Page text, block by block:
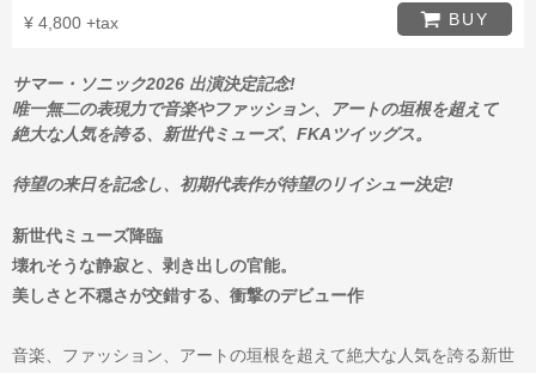
¥ 4,800 +tax
BUY
サマー・ソニック2026 出演決定記念!
唯一無二の表現力で音楽やファッション、アートの垣根を超えて
絶大な人気を誇る、新世代ミューズ、FKAツイッグス。
待望の来日を記念し、初期代表作が待望のリイシュー決定!
新世代ミューズ降臨
壊れそうな静寂と、剥き出しの官能。
美しさと不穏さが交錯する、衝撃のデビュー作
音楽、ファッション、アートの垣根を超えて絶大な人気を誇る新世